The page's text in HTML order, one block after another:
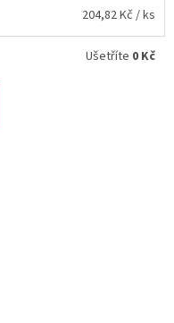
204,82 Kč / ks
Ušetříte 0 Kč